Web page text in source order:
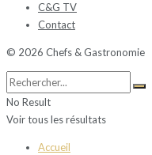
C&G TV
Contact
© 2026 Chefs & Gastronomie
No Result
Voir tous les résultats
Accueil